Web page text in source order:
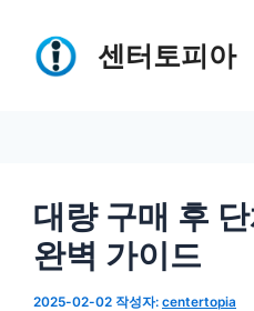
센터토피아
대량 구매 후
완벽 가이드
2025-02-02 작성자: centertopia